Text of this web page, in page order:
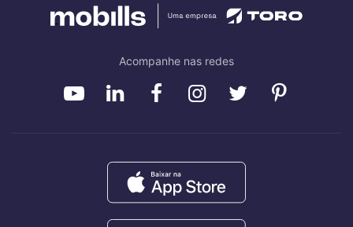
Acompanhe nas redes